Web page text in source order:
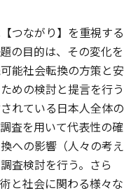
つながり】を重視する
の目的は、その変化を
能社会転換の方策と安
めの検討と提言を行う
れている日本人全体の
査を用いて代表性の確
への影響（人々の考え
査検討を行う。さら
と社会に関わる様々な